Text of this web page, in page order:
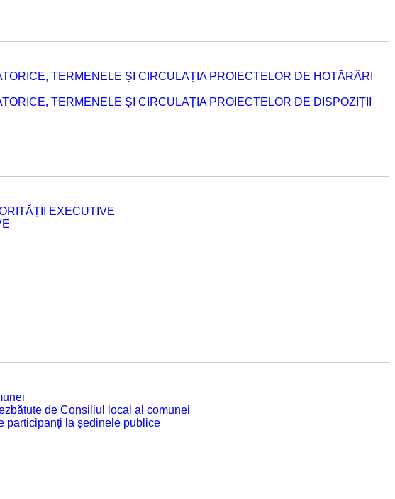
TERMENELE ȘI CIRCULAȚIA PROIECTELOR DE HOTĂRÂRI
TERMENELE ȘI CIRCULAȚIA PROIECTELOR DE DISPOZIȚII
EXECUTIVE
de Consiliul local al comunei
participanți la ședinele publice